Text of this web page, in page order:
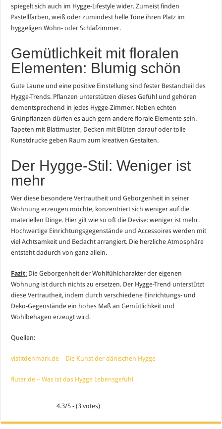
spiegelt sich auch im Hygge-Lifestyle wider. Zumeist finden
Pastellfarben, weiß oder zumindest helle Töne ihren Platz im
hyggeligen Wohn- oder Schlafzimmer.
Gemütlichkeit mit floralen
Elementen: Blumig schön
Gute Laune und eine positive Einstellung sind fester Bestandteil des
Hygge-Trends. Pflanzen unterstützen dieses Gefühl und gehören
dementsprechend in jedes Hygge-Zimmer. Neben echten
Grünpflanzen dürfen es auch gern andere florale Elemente sein.
Tapeten mit Blattmuster, Decken mit Blüten darauf oder tolle
Kunstdrucke geben Raum zum kreativen Gestalten.
Der Hygge-Stil: Weniger ist
mehr
Wer diese besondere Vertrautheit und Geborgenheit in seiner
Wohnung erzeugen möchte, konzentriert sich weniger auf die
materiellen Dinge. Hier gilt wie so oft die Devise: weniger ist mehr.
Hochwertige Einrichtungsgegenstände und Accessoires werden mit
viel Achtsamkeit und Bedacht arrangiert. Die herzliche Atmosphäre
entsteht dadurch von ganz allein.
Fazit: Die Geborgenheit der Wohlfühlcharakter der eigenen
Wohnung ist durch nichts zu ersetzen. Der Hygge-Trend unterstützt
diese Vertrautheit, indem durch verschiedene Einrichtungs- und
Deko-Gegenstände ein hohes Maß an Gemütlichkeit und
Wohlbehagen erzeugt wird.
Quellen:
vistitdenmark.de – Die Kunst der dänischen Hygge
fluter.de – Was ist das Hygge Lebensgefühl
4.3/5 - (3 votes)